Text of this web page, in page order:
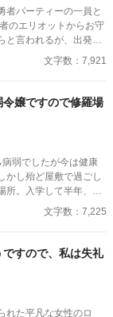
者パーティーの一員と
のエリオットからお守
と言われるが、出発の
エリオットへの想いに
秘密があった。
文字数：7,921
嬢ですので修羅場
弱でしたが今は健康
かし殆ど屋敷で過ごし
所。入学して半年、未
のハルにニヤニヤされ
ら不穏な集団
ないトコで婚約者に溺
文字数：7,225
すので、私は失礼
れた平凡な女性のロ